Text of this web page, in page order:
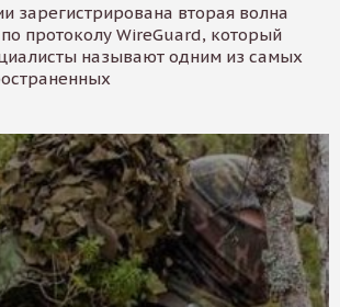
зарегистрирована вторая волна
протоколу WireGuard, который
называют одним из самых